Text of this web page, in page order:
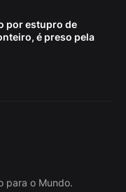
por estupro de
é preso pela
para o Mundo.